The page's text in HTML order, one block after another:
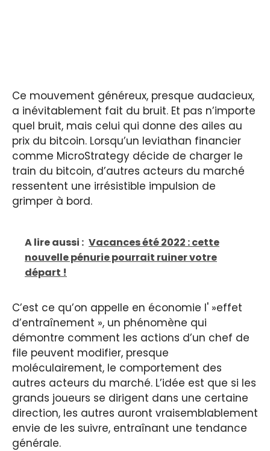
Ce mouvement généreux, presque audacieux,
a inévitablement fait du bruit. Et pas n’importe
quel bruit, mais celui qui donne des ailes au
prix du bitcoin. Lorsqu’un leviathan financier
comme MicroStrategy décide de charger le
train du bitcoin, d’autres acteurs du marché
ressentent une irrésistible impulsion de
grimper à bord.
A lire aussi : Vacances été 2022 : cette
nouvelle pénurie pourrait ruiner votre
départ !
C’est ce qu’on appelle en économie l' »effet
d’entraînement », un phénomène qui
démontre comment les actions d’un chef de
file peuvent modifier, presque
moléculairement, le comportement des
autres acteurs du marché. L’idée est que si les
grands joueurs se dirigent dans une certaine
direction, les autres auront vraisemblablement
envie de les suivre, entraînant une tendance
générale.